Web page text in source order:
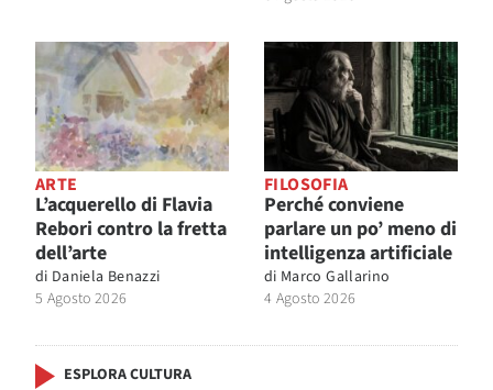
ARTE
L’acquerello di Flavia
Rebori contro la fretta
dell’arte
di Daniela Benazzi
5 Agosto 2026
FILOSOFIA
Perché conviene
parlare un po’ meno di
intelligenza artificiale
di Marco Gallarino
4 Agosto 2026
ESPLORA CULTURA